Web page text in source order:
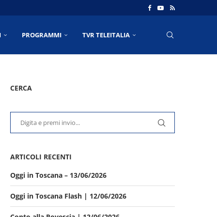
PROGRAMMI TVR TELEITALIA
CERCA
ARTICOLI RECENTI
Oggi in Toscana – 13/06/2026
Oggi in Toscana Flash | 12/06/2026